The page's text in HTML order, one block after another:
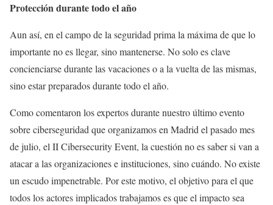
Protección durante todo el año
Aun así, en el campo de la seguridad prima la máxima de que lo
importante no es llegar, sino mantenerse. No solo es clave
concienciarse durante las vacaciones o a la vuelta de las mismas,
sino estar preparados durante todo el año.
Como comentaron los expertos durante nuestro último evento
sobre ciberseguridad que organizamos en Madrid el pasado mes
de julio, el II Cibersecurity Event, la cuestión no es saber si van a
atacar a las organizaciones e instituciones, sino cuándo. No existe
un escudo impenetrable. Por este motivo, el objetivo para el que
todos los actores implicados trabajamos es que el impacto sea